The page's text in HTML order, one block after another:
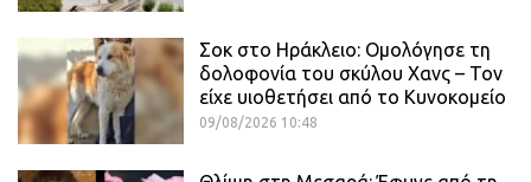
Σοκ στο Ηράκλειο: Ομολόγησε τη
δολοφονία του σκύλου Χανς – Τον
είχε υιοθετήσει από το Κυνοκομείο
09/08/2026 10:48